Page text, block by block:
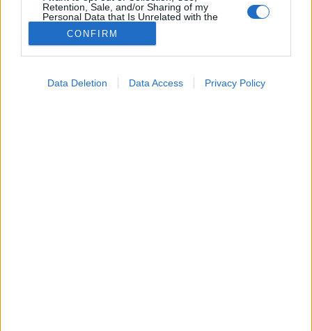
Retention, Sale, and/or Sharing of my
Personal Data that Is Unrelated with the
Purposes for which it was collected.
Opted Out
CONFIRM
Data Deletion Data Access Privacy Policy